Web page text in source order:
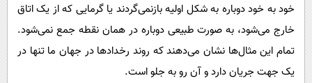
خود به‌ خود دوباره به شکل اولیه بازنمی‌گردند یا گرمایی که از یک اتاق
خارج می‌شود، به‌ صورت طبیعی دوباره در همان نقطه جمع نمی‌شود.
تمام این مثال‌ها نشان می‌دهند که روند رخدادها در جهان ما تنها در
یک جهت جریان دارد و آن رو به جلو است.